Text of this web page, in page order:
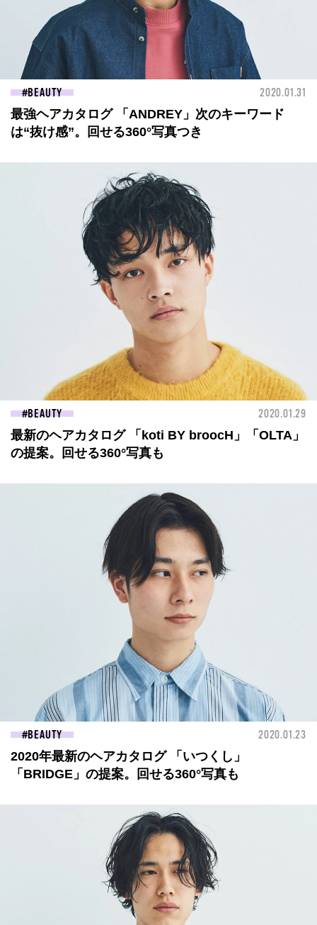
BEAUTY 2020.01.31
最強ヘアカタログ 「ANDREY」次のキーワード
は“抜け感”。回せる360°写真つき
BEAUTY 2020.01.29
最新のヘアカタログ 「koti BY broocH」「OLTA」
の提案。回せる360°写真も
BEAUTY 2020.01.23
2020年最新のヘアカタログ 「いつくし」
「BRIDGE」の提案。回せる360°写真も